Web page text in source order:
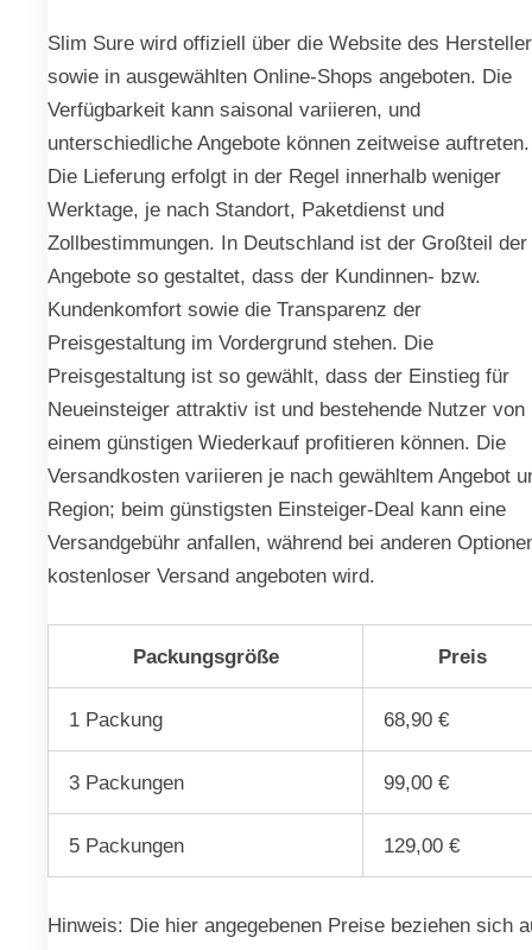
Slim Sure wird offiziell über die Website des
sowie in ausgewählten Online-Shops angeboten. Die
Verfügbarkeit kann saisonal variieren, und
unterschiedliche Angebote können zeitweise auftreten.
Die Lieferung erfolgt in der Regel innerhalb weniger
Werktage, je nach Standort, Paketdienst und
Zollbestimmungen. In Deutschland ist der Großteil der
Angebote so gestaltet, dass der Kundinnen- bzw.
Kundenkomfort sowie die Transparenz der
Preisgestaltung im Vordergrund stehen. Die
Preisgestaltung ist so gewählt, dass der Einstieg für
Neueinsteiger attraktiv ist und bestehende Nutzer von
einem günstigen Wiederkauf profitieren können. Die
Versandkosten variieren je nach gewähltem Angebot
Region; beim günstigsten Einsteiger-Deal kann eine
Versandgebühr anfallen, während bei anderen
kostenloser Versand angeboten wird.
Packungsgröße Preis
1 Packung 68,90 €
3 Packungen 99,00 €
5 Packungen 129,00 €
Hinweis: Die hier angegebenen Preise beziehen sich